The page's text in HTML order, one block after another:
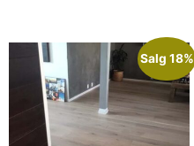
Salg 18%